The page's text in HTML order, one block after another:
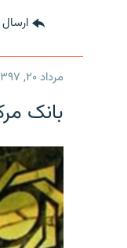
ارسال
مرداد ۲۰, ۱۳۹۷
بانک مرکزی